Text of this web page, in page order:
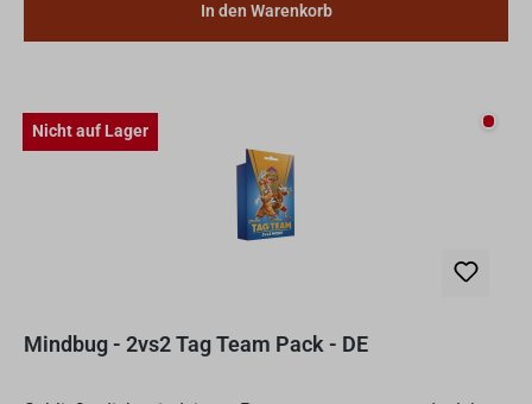
In den Warenkorb
Nicht auf Lager Nicht
Mindbug - 2vs2 Tag Team Pack - DE